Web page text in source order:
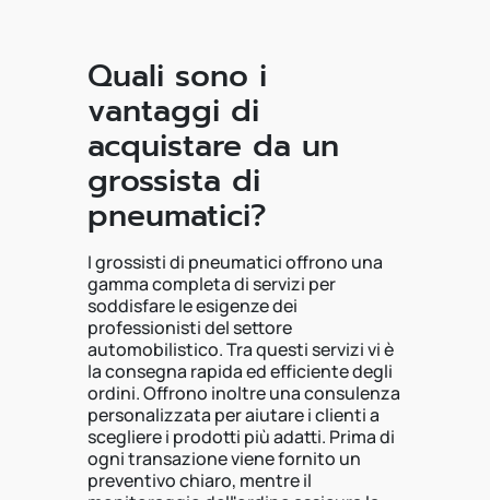
Quali sono i
vantaggi di
acquistare da un
grossista di
pneumatici?
I grossisti di pneumatici offrono una
gamma completa di servizi per
soddisfare le esigenze dei
professionisti del settore
automobilistico. Tra questi servizi vi è
la consegna rapida ed efficiente degli
ordini. Offrono inoltre una consulenza
personalizzata per aiutare i clienti a
scegliere i prodotti più adatti. Prima di
ogni transazione viene fornito un
preventivo chiaro, mentre il